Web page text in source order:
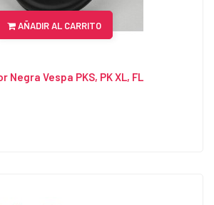
AÑADIR AL CARRITO
Negra Vespa PKS, PK XL, FL